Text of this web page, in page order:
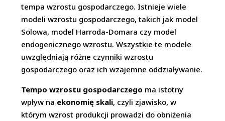
tempa wzrostu gospodarczego. Istnieje wiele
modeli wzrostu gospodarczego, takich jak model
Solowa, model Harroda-Domara czy model
endogenicznego wzrostu. Wszystkie te modele
uwzględniają różne czynniki wzrostu
gospodarczego oraz ich wzajemne oddziaływanie.
Tempo wzrostu gospodarczego ma istotny
wpływ na ekonomię skali, czyli zjawisko, w
którym wzrost produkcji prowadzi do obniżenia